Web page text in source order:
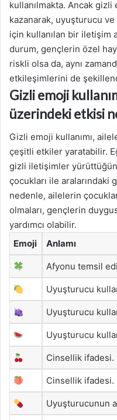
kullanılmakta. Ancak
kazanarak, uyuşturucu
için kullanılan bir iletişim
durum, gençlerin özel
riskli olsa da, aynı
etkileşimlerini de
Gizli emoji
üzerindeki etkisi
Gizli emoji kullanımı,
çeşitli etkiler yaratabilir.
gizli iletişimler
çocukları ile aralarındaki
nedenle, ailelerin
olmaları, gençlerin
yardımcı olabilir.
Emoji
Anlamı
Afyonu temsil
Uyuşturucu
Uyuşturucu
Uyuşturucu
Cinsellik ifadesi.
Cinsellik ifadesi.
Uyuşturucunun